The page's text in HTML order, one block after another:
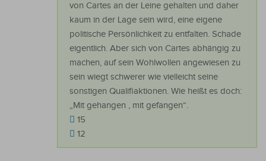
von Cartes an der Leine gehalten und daher
kaum in der Lage sein wird, eine eigene
politische Persönlichkeit zu entfalten. Schade
eigentlich. Aber sich von Cartes abhängig zu
machen, auf sein Wohlwollen angewiesen zu
sein wiegt schwerer wie vielleicht seine
sonstigen Qualifiaktionen. Wie heißt es doch:
„Mit gehangen , mit gefangen“.
15
12